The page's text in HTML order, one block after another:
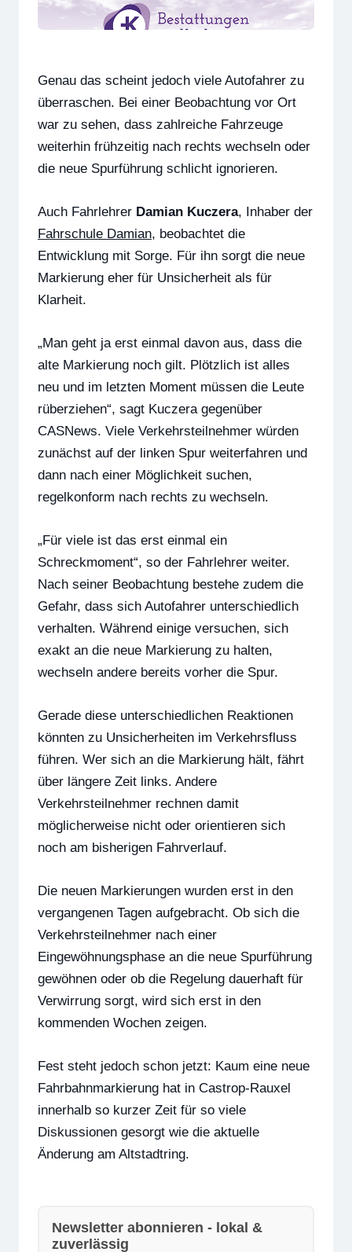
Genau das scheint jedoch viele Autofahrer zu
überraschen. Bei einer Beobachtung vor Ort
war zu sehen, dass zahlreiche Fahrzeuge
weiterhin frühzeitig nach rechts wechseln oder
die neue Spurführung schlicht ignorieren.
Auch Fahrlehrer Damian Kuczera, Inhaber der
Fahrschule Damian, beobachtet die
Entwicklung mit Sorge. Für ihn sorgt die neue
Markierung eher für Unsicherheit als für
Klarheit.
„Man geht ja erst einmal davon aus, dass die
alte Markierung noch gilt. Plötzlich ist alles
neu und im letzten Moment müssen die Leute
rüberziehen“, sagt Kuczera gegenüber
CASNews. Viele Verkehrsteilnehmer würden
zunächst auf der linken Spur weiterfahren und
dann nach einer Möglichkeit suchen,
regelkonform nach rechts zu wechseln.
„Für viele ist das erst einmal ein
Schreckmoment“, so der Fahrlehrer weiter.
Nach seiner Beobachtung bestehe zudem die
Gefahr, dass sich Autofahrer unterschiedlich
verhalten. Während einige versuchen, sich
exakt an die neue Markierung zu halten,
wechseln andere bereits vorher die Spur.
Gerade diese unterschiedlichen Reaktionen
könnten zu Unsicherheiten im Verkehrsfluss
führen. Wer sich an die Markierung hält, fährt
über längere Zeit links. Andere
Verkehrsteilnehmer rechnen damit
möglicherweise nicht oder orientieren sich
noch am bisherigen Fahrverlauf.
Die neuen Markierungen wurden erst in den
vergangenen Tagen aufgebracht. Ob sich die
Verkehrsteilnehmer nach einer
Eingewöhnungsphase an die neue Spurführung
gewöhnen oder ob die Regelung dauerhaft für
Verwirrung sorgt, wird sich erst in den
kommenden Wochen zeigen.
Fest steht jedoch schon jetzt: Kaum eine neue
Fahrbahnmarkierung hat in Castrop-Rauxel
innerhalb so kurzer Zeit für so viele
Diskussionen gesorgt wie die aktuelle
Änderung am Altstadtring.
Newsletter abonnieren - lokal &
zuverlässig